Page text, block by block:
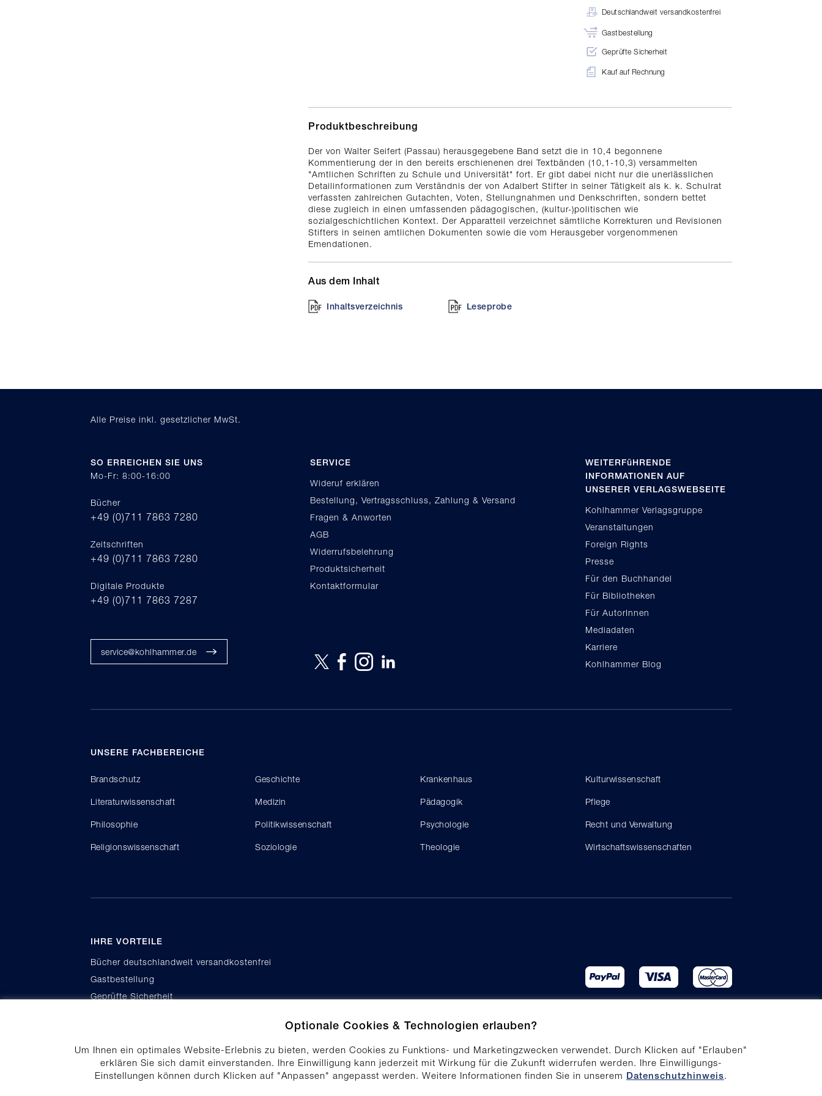
Optionale Cookies & Technologien erlauben?
Um Ihnen ein optimales Website-Erlebnis zu bieten, werden Cookies zu Funktions- und Marketingzwecken verwendet. Durch Klicken auf "Erlauben"
erklären Sie sich damit einverstanden. Ihre Einwilligung kann jederzeit mit Wirkung für die Zukunft widerrufen werden. Ihre Einwilligungs-
Einstellungen können durch Klicken auf "Anpassen" angepasst werden. Weitere Informationen finden Sie in unserem Datenschutzhinweis.
Deutschlandweit versandkostenfrei
Gastbestellung
Geprüfte Sicherheit
Kauf auf Rechnung
Produktbeschreibung
Der von Walter Seifert (Passau) herausgegebene Band setzt die in 10,4 begonnene
Kommentierung der in den bereits erschienenen drei Textbänden (10,1-10,3) versammelten
"Amtlichen Schriften zu Schule und Universität" fort. Er gibt dabei nicht nur die unerlässlichen
Detailinformationen zum Verständnis der von Adalbert Stifter in seiner Tätigkeit als k. k. Schulrat
verfassten zahlreichen Gutachten, Voten, Stellungnahmen und Denkschriften, sondern bettet
diese zugleich in einen umfassenden pädagogischen, (kultur-)politischen wie
sozialgeschichtlichen Kontext. Der Apparatteil verzeichnet sämtliche Korrekturen und Revisionen
Stifters in seinen amtlichen Dokumenten sowie die vom Herausgeber vorgenommenen
Emendationen.
Aus dem Inhalt
Inhaltsverzeichnis Leseprobe
Alle Preise inkl. gesetzlicher MwSt.
SO ERREICHEN SIE UNS
Mo-Fr: 8:00-16:00
Bücher
+49 (0)711 7863 7280
Zeitschriften
+49 (0)711 7863 7280
Digitale Produkte
+49 (0)711 7863 7287
service@kohlhammer.de
SERVICE
Wideruf erklären
Bestellung, Vertragsschluss, Zahlung & Versand
Fragen & Anworten
AGB
Widerrufsbelehrung
Produktsicherheit
Kontaktformular
WEITERFüHRENDE
INFORMATIONEN AUF
UNSERER VERLAGSWEBSEITE
Kohlhammer Verlagsgruppe
Veranstaltungen
Foreign Rights
Presse
Für den Buchhandel
Für Bibliotheken
Für AutorInnen
Mediadaten
Karriere
Kohlhammer Blog
UNSERE FACHBEREICHE
Brandschutz Geschichte Krankenhaus Kulturwissenschaft
Literaturwissenschaft Medizin Pädagogik Pflege
Philosophie Politikwissenschaft Psychologie Recht und Verwaltung
Religionswissenschaft Soziologie Theologie Wirtschaftswissenschaften
IHRE VORTEILE
Bücher deutschlandweit versandkostenfrei
Gastbestellung
Geprüfte Sicherheit